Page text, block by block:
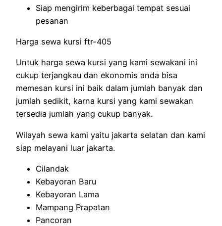
Siap mengirim keberbagai tempat sesuai
pesanan
Harga sewa kursi ftr-405
Untuk harga sewa kursi yang kami sewakani ini
cukup terjangkau dan ekonomis anda bisa
memesan kursi ini baik dalam jumlah banyak dan
jumlah sedikit, karna kursi yang kami sewakan
tersedia jumlah yang cukup banyak.
Wilayah sewa kami yaitu jakarta selatan dan kami
siap melayani luar jakarta.
Cilandak
Kebayoran Baru
Kebayoran Lama
Mampang Prapatan
Pancoran